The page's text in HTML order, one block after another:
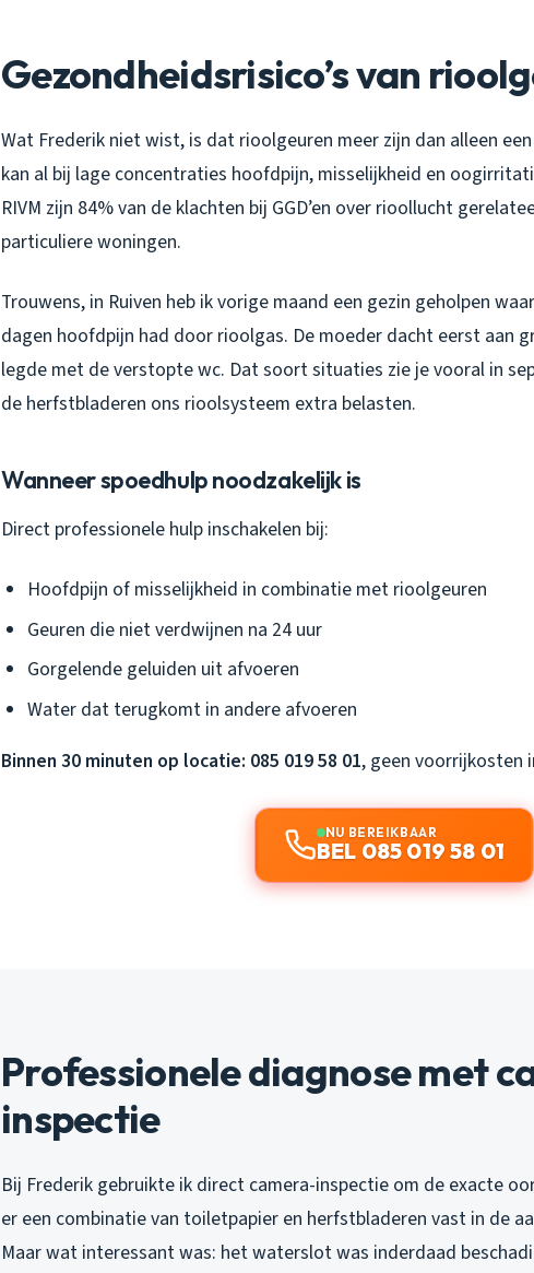
Gezondheidsrisico’s van
Wat Frederik niet wist, is dat rioolgeuren meer zijn dan alleen
kan al bij lage concentraties hoofdpijn, misselijkheid en
RIVM zijn 84% van de klachten bij GGD’en over rioollucht
particuliere woningen.
Trouwens, in Ruiven heb ik vorige maand een gezin geholpen
dagen hoofdpijn had door rioolgas. De moeder dacht eerst aan
legde met de verstopte wc. Dat soort situaties zie je vooral in
de herfstbladeren ons rioolsysteem extra belasten.
Wanneer spoedhulp noodzakelijk is
Direct professionele hulp inschakelen bij:
Hoofdpijn of misselijkheid in combinatie met rioolgeuren
Geuren die niet verdwijnen na 24 uur
Gorgelende geluiden uit afvoeren
Water dat terugkomt in andere afvoeren
Binnen 30 minuten op locatie: 085 019 58 01, geen voorrijkosten
NU BEREIKBAAR
BEL 085 019 58 01
Professionele diagnose met
inspectie
Bij Frederik gebruikte ik direct camera-inspectie om de exacte
er een combinatie van toiletpapier en herfstbladeren vast in de
Maar wat interessant was: het waterslot was inderdaad